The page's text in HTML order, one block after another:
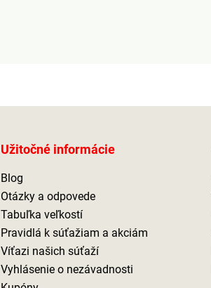
Užitočné informácie
Blog
Otázky a odpovede
Tabuľka veľkostí
Pravidlá k súťažiam a akciám
Víťazi našich súťaží
Vyhlásenie o nezávadnosti